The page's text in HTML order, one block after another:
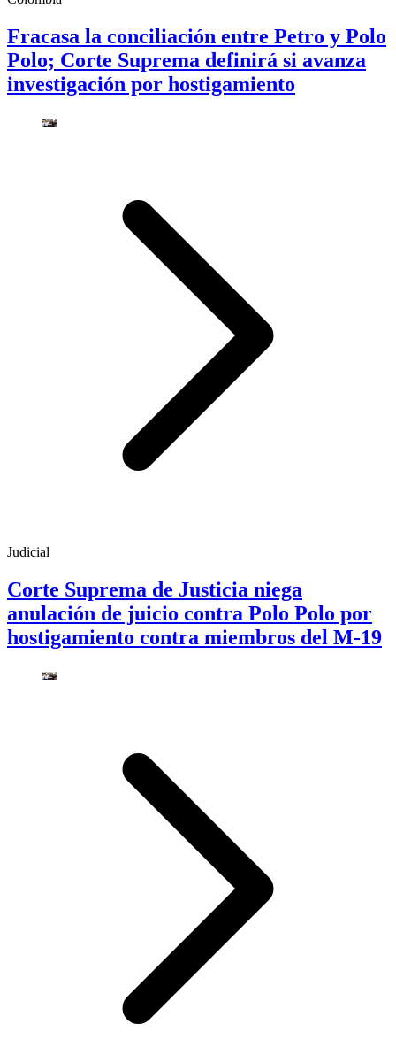
Fracasa la conciliación entre Petro y Polo
Polo; Corte Suprema definirá si avanza
investigación por hostigamiento
Judicial
Corte Suprema de Justicia niega
anulación de juicio contra Polo Polo por
hostigamiento contra miembros del M-19